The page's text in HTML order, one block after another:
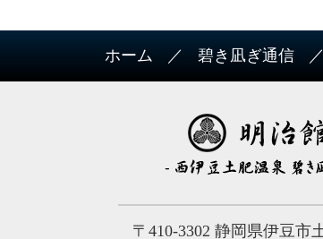
ホーム 碧き凪ぎ通信
〒410-3302 静岡県伊豆市